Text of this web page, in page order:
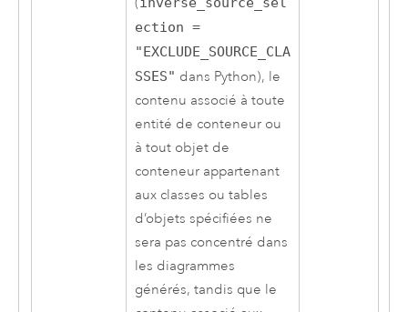
ection =
"EXCLUDE_SOURCE_CLA
SSES" dans Python), le
contenu associé à toute
entité de conteneur ou
à tout objet de
conteneur appartenant
aux classes ou tables
d’objets spécifiées ne
sera pas concentré dans
les diagrammes
générés, tandis que le